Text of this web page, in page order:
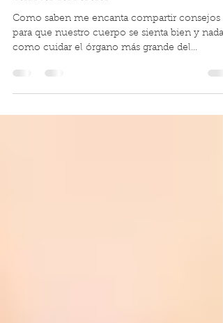
piel sana de las manos por
tanta lavada
para que nuestro cuerpo se sienta bien y nada